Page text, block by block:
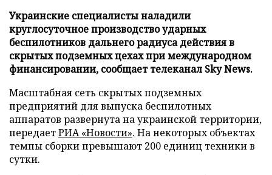
Украинские специалисты наладили
круглосуточное производство ударных
беспилотников дальнего радиуса действия в
скрытых подземных цехах при международном
финансировании, сообщает телеканал Sky News.
Масштабная сеть скрытых подземных
предприятий для выпуска беспилотных
аппаратов развернута на украинской территории,
передаетРИА «Новости». На некоторых объектах
темпы сборки превышают 200 единиц техники в
сутки.